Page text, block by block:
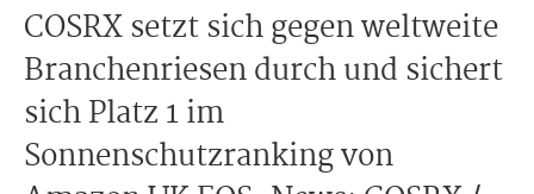
COSRX setzt sich gegen weltweite
Branchenriesen durch und sichert
sich Platz 1 im
Sonnenschutzranking von